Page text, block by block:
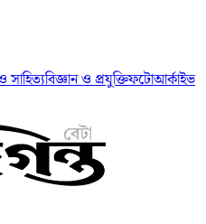
সাহিত্যবিজ্ঞান ও প্রযুক্তিফটোআর্কাইভ